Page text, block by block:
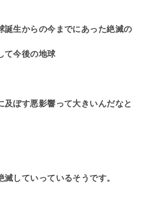
誕生からの今までにあった絶滅の
て今後の地球
ぼす悪影響って大きいんだなと
していっているそうです。